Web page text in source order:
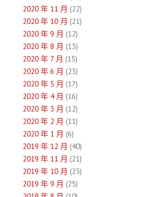
2020 年 11 月 (22)
2020 年 10 月 (21)
2020 年 9 月 (12)
2020 年 8 月 (13)
2020 年 7 月 (15)
2020 年 6 月 (23)
2020 年 5 月 (17)
2020 年 4 月 (16)
2020 年 3 月 (12)
2020 年 2 月 (11)
2020 年 1 月 (6)
2019 年 12 月 (40)
2019 年 11 月 (21)
2019 年 10 月 (23)
2019 年 9 月 (25)